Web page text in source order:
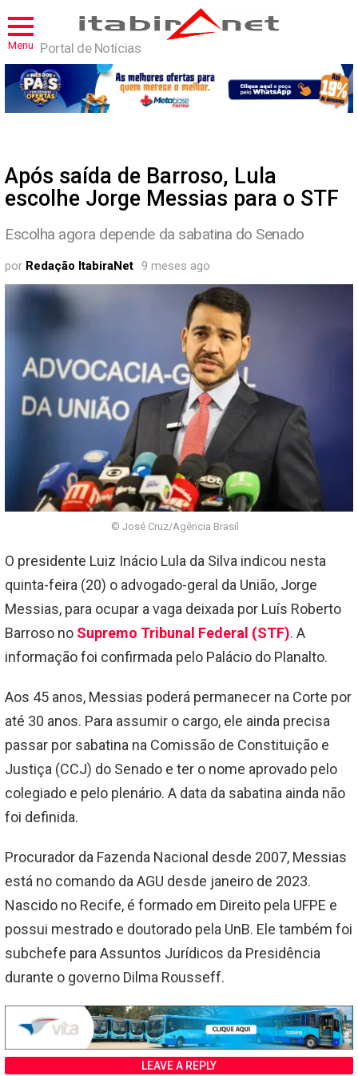
Menu Portal de Notícias
Após saída de Barroso, Lula
escolhe Jorge Messias para o STF
Escolha agora depende da sabatina do Senado
por Redação ItabiraNet 9 meses ago
© José Cruz/Agência Brasil
O presidente Luiz Inácio Lula da Silva indicou nesta
quinta-feira (20) o advogado-geral da União, Jorge
Messias, para ocupar a vaga deixada por Luís Roberto
Barroso no Supremo Tribunal Federal (STF). A
informação foi confirmada pelo Palácio do Planalto.
Aos 45 anos, Messias poderá permanecer na Corte por
até 30 anos. Para assumir o cargo, ele ainda precisa
passar por sabatina na Comissão de Constituição e
Justiça (CCJ) do Senado e ter o nome aprovado pelo
colegiado e pelo plenário. A data da sabatina ainda não
foi definida.
Procurador da Fazenda Nacional desde 2007, Messias
está no comando da AGU desde janeiro de 2023.
Nascido no Recife, é formado em Direito pela UFPE e
possui mestrado e doutorado pela UnB. Ele também foi
subchefe para Assuntos Jurídicos da Presidência
durante o governo Dilma Rousseff.
LEAVE A REPLY